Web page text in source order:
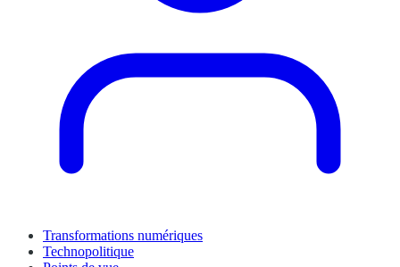
Transformations numériques
Technopolitique